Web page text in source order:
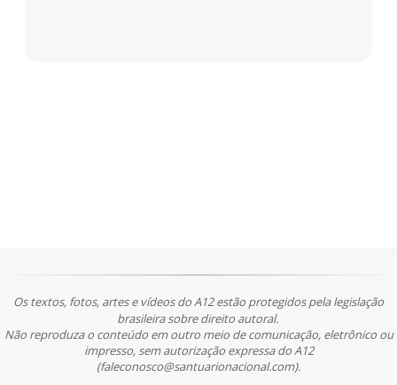
Os textos, fotos, artes e vídeos do A12 estão protegidos pela legislação
brasileira sobre direito autoral.
Não reproduza o conteúdo em outro meio de comunicação, eletrônico ou
impresso, sem autorização expressa do A12
(faleconosco@santuarionacional.com).